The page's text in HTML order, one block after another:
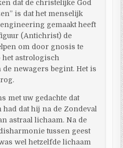
dat de christelijke God
is dat het menselijk
gemaakt heeft
(Antichrist) de
om door gnosis te
het astrologisch
newagers begint. Het is
met uw gedachte dat
dat hij na de Zondeval
astraal lichaam. Na de
tussen geest
wel hetzelfde lichaam